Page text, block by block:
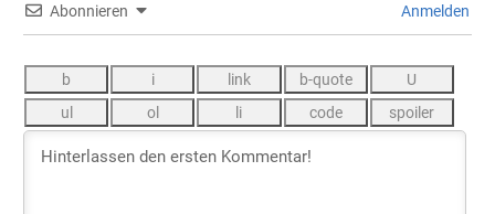
Abonnieren Anmelden